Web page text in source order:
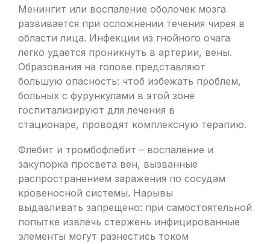
Менингит или воспаление оболочек мозга
развивается при осложнении течения чирея в
области лица. Инфекции из гнойного очага
легко удается проникнуть в артерии, вены.
Образования на голове представляют
большую опасность: чтоб избежать проблем,
больных с фурункулами в этой зоне
госпитализируют для лечения в
стационаре, проводят комплексную терапию.
Флебит и тромбофлебит – воспаление и
закупорка просвета вен, вызванные
распространением заражения по сосудам
кровеносной системы. Нарывы
выдавливать запрещено: при самостоятельной
попытке извлечь стержень инфицированные
элементы могут разнестись током